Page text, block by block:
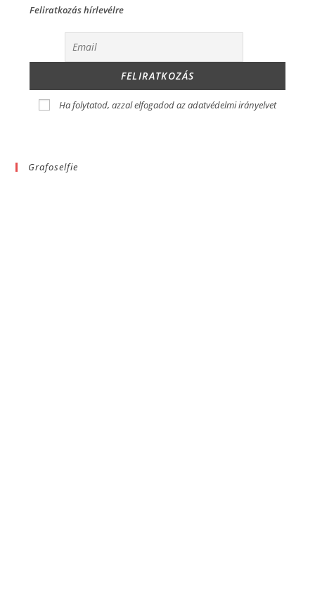
Feliratkozás hírlevélre
Ha folytatod, azzal elfogadod az adatvédelmi irányelvet
Grafoselfie